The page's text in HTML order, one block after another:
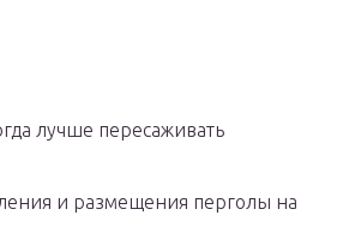
лучше пересаживать
и размещения перголы на